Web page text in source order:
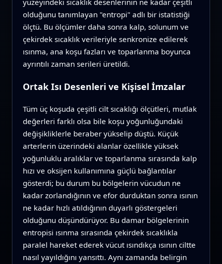
yüzeyindeki sıcaklık desenlerinin ne kadar çeşitli
olduğunu tanımlayan "entropi" adlı bir istatistiği
ölçtü. Bu ölçümler daha sonra kalp, solunum ve
çekirdek sıcaklık verileriyle senkronize edilerek
ısınma, ana koşu fazları ve toparlanma boyunca
ayrıntılı zaman serileri üretildi.
Ortak Isı Desenleri ve Kişisel İmzalar
Tüm üç koşuda çeşitli cilt sıcaklığı ölçütleri, mutlak
değerleri farklı olsa bile koşu yoğunluğundaki
değişikliklerle beraber yükselip düştü. Küçük
arterlerin üzerindeki alanlar özellikle yüksek
yoğunluklu aralıklar ve toparlanma sırasında kalp
hızı ve oksijen kullanımına güçlü bağlantılar
gösterdi; bu durum bu bölgelerin vücudun ne
kadar zorlandığının ve efor durduktan sonra ısının
ne kadar hızlı atıldığının duyarlı göstergeleri
olduğunu düşündürüyor. Bu damar bölgelerinin
entropisi ısınma sırasında çekirdek sıcaklıkla
paralel hareket ederek vücut ısındıkça ısının ciltte
nasıl yayıldığını yansıttı. Aynı zamanda belirgin